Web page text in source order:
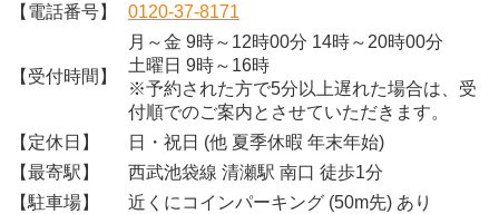
【電話番号】
0120-37-8171
【受付時間】
月～金 9時～12時00分 14時～20時00分
土曜日 9時～16時
※予約された方で5分以上遅れた場合は、受
付順でのご案内とさせていただきます。
【定休日】
日・祝日 (他 夏季休暇 年末年始)
【最寄駅】
西武池袋線 清瀬駅 南口 徒歩1分
【駐車場】
近くにコインパーキング (50m先) あり